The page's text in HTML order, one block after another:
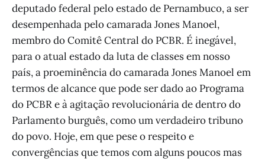
deputado federal pelo estado de Pernambuco, a ser
desempenhada pelo camarada Jones Manoel,
membro do Comitê Central do PCBR. É inegável,
para o atual estado da luta de classes em nosso
país, a proeminência do camarada Jones Manoel em
termos de alcance que pode ser dado ao Programa
do PCBR e à agitação revolucionária de dentro do
Parlamento burguês, como um verdadeiro tribuno
do povo. Hoje, em que pese o respeito e
convergências que temos com alguns poucos mas